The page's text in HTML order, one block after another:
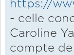
https://
- celle
Caroline
compte